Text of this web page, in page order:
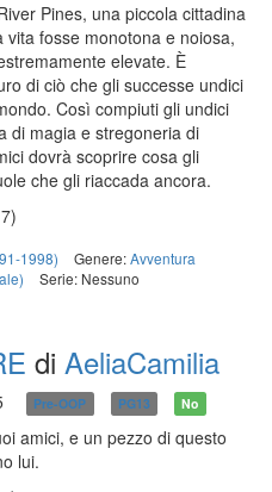
Pines, una piccola cittadina
fosse monotona e noiosa,
elevate. È
di ciò che gli successe undici
Così compiuti gli undici
di magia e stregoneria di
dovrà scoprire cosa gli
che gli riaccada ancora.
1998) Genere:Avventura
Serie: Nessuno
di AeliaCamilia
Pre-OOP PG13 No
amici, e un pezzo di questo
lui.